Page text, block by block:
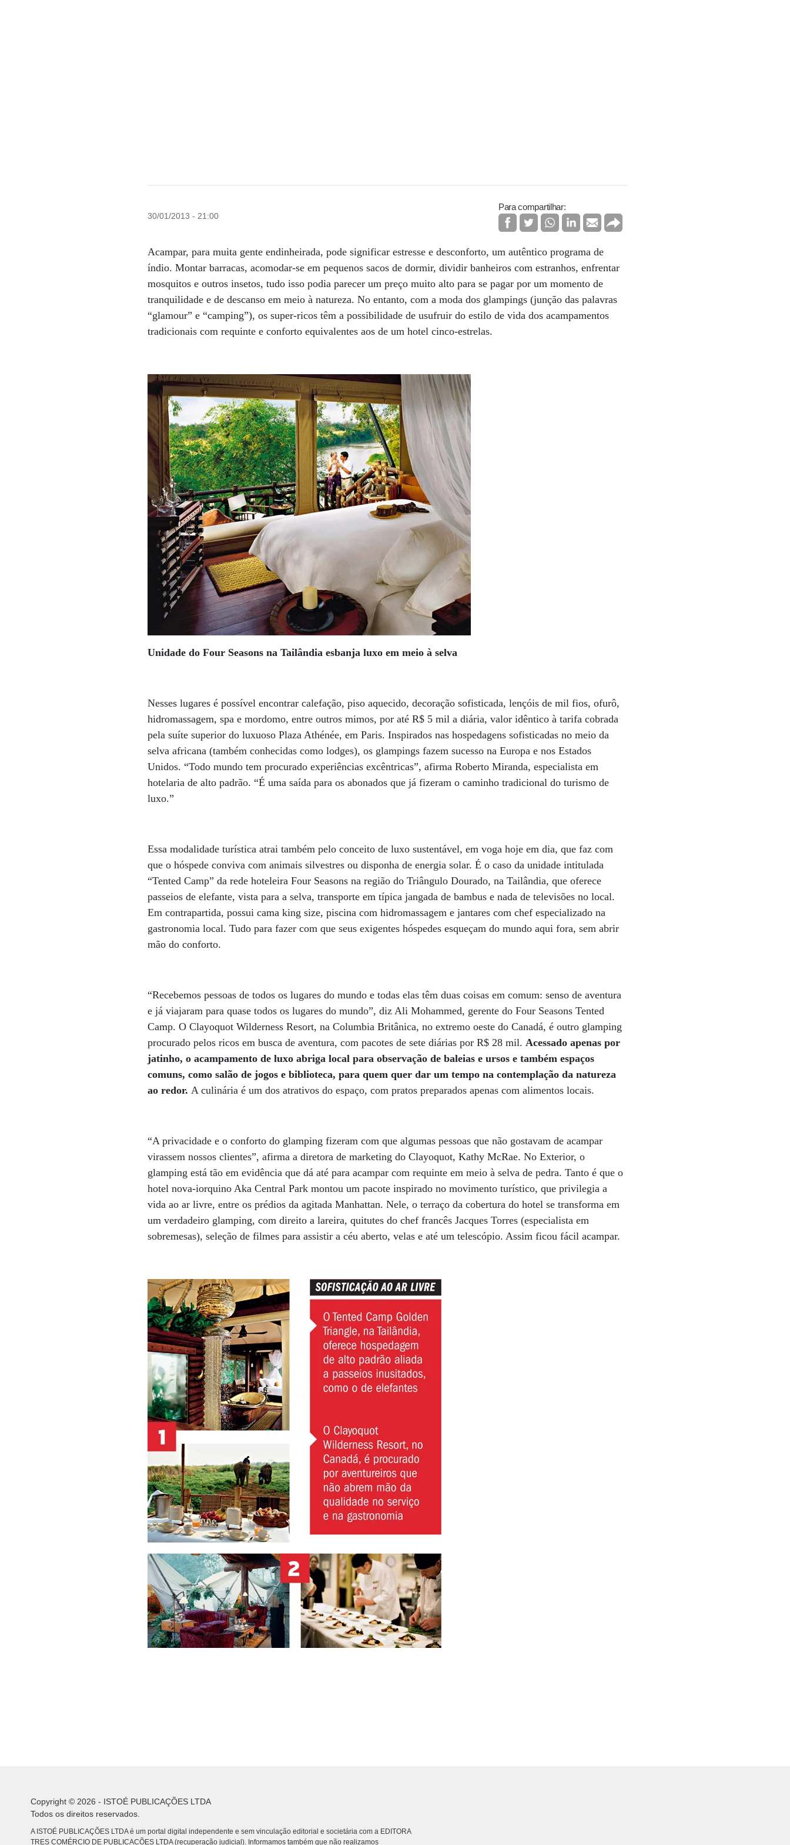
30/01/2013 - 21:00
Para compartilhar:
Acampar, para muita gente endinheirada, pode significar estresse e desconforto, um autêntico programa de
índio. Montar barracas, acomodar-se em pequenos sacos de dormir, dividir banheiros com estranhos, enfrentar
mosquitos e outros insetos, tudo isso podia parecer um preço muito alto para se pagar por um momento de
tranquilidade e de descanso em meio à natureza. No entanto, com a moda dos glampings (junção das palavras
“glamour” e “camping”), os super-ricos têm a possibilidade de usufruir do estilo de vida dos acampamentos
tradicionais com requinte e conforto equivalentes aos de um hotel cinco-estrelas.
Unidade do Four Seasons na Tailândia esbanja luxo em meio à selva
Nesses lugares é possível encontrar calefação, piso aquecido, decoração sofisticada, lençóis de mil fios, ofurô,
hidromassagem, spa e mordomo, entre outros mimos, por até R$ 5 mil a diária, valor idêntico à tarifa cobrada
pela suíte superior do luxuoso Plaza Athénée, em Paris. Inspirados nas hospedagens sofisticadas no meio da
selva africana (também conhecidas como lodges), os glampings fazem sucesso na Europa e nos Estados
Unidos. “Todo mundo tem procurado experiências excêntricas”, afirma Roberto Miranda, especialista em
hotelaria de alto padrão. “É uma saída para os abonados que já fizeram o caminho tradicional do turismo de
luxo.”
Essa modalidade turística atrai também pelo conceito de luxo sustentável, em voga hoje em dia, que faz com
que o hóspede conviva com animais silvestres ou disponha de energia solar. É o caso da unidade intitulada
“Tented Camp” da rede hoteleira Four Seasons na região do Triângulo Dourado, na Tailândia, que oferece
passeios de elefante, vista para a selva, transporte em típica jangada de bambus e nada de televisões no local.
Em contrapartida, possui cama king size, piscina com hidromassagem e jantares com chef especializado na
gastronomia local. Tudo para fazer com que seus exigentes hóspedes esqueçam do mundo aqui fora, sem abrir
mão do conforto.
“Recebemos pessoas de todos os lugares do mundo e todas elas têm duas coisas em comum: senso de aventura
e já viajaram para quase todos os lugares do mundo”, diz Ali Mohammed, gerente do Four Seasons Tented
Camp. O Clayoquot Wilderness Resort, na Columbia Britânica, no extremo oeste do Canadá, é outro glamping
procurado pelos ricos em busca de aventura, com pacotes de sete diárias por R$ 28 mil.Acessado apenas por
jatinho, o acampamento de luxo abriga local para observação de baleias e ursos e também espaços
comuns, como salão de jogos e biblioteca, para quem quer dar um tempo na contemplação da natureza
ao redor.A culinária é um dos atrativos do espaço, com pratos preparados apenas com alimentos locais.
“A privacidade e o conforto do glamping fizeram com que algumas pessoas que não gostavam de acampar
virassem nossos clientes”, afirma a diretora de marketing do Clayoquot, Kathy McRae. No Exterior, o
glamping está tão em evidência que dá até para acampar com requinte em meio à selva de pedra. Tanto é que o
hotel nova-iorquino Aka Central Park montou um pacote inspirado no movimento turístico, que privilegia a
vida ao ar livre, entre os prédios da agitada Manhattan. Nele, o terraço da cobertura do hotel se transforma em
um verdadeiro glamping, com direito a lareira, quitutes do chef francês Jacques Torres (especialista em
sobremesas), seleção de filmes para assistir a céu aberto, velas e até um telescópio. Assim ficou fácil acampar.
Copyright © 2026 - ISTOÉ PUBLICAÇÕES LTDA
Todos os direitos reservados.
A ISTOÉ PUBLICAÇÕES LTDA é um portal digital independente e sem vinculação editorial e societária com a EDITORA
TRES COMÉRCIO DE PUBLICACÕES LTDA (recuperação judicial). Informamos também que não realizamos